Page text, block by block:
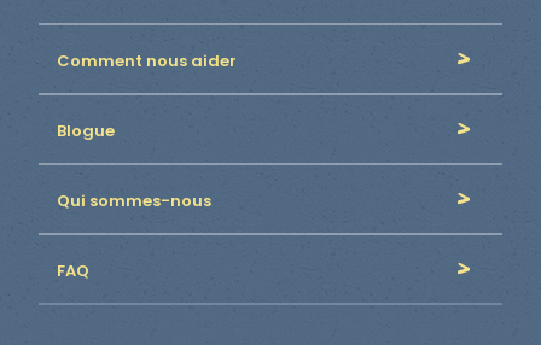
Comment nous aider
Blogue
Qui sommes-nous
FAQ